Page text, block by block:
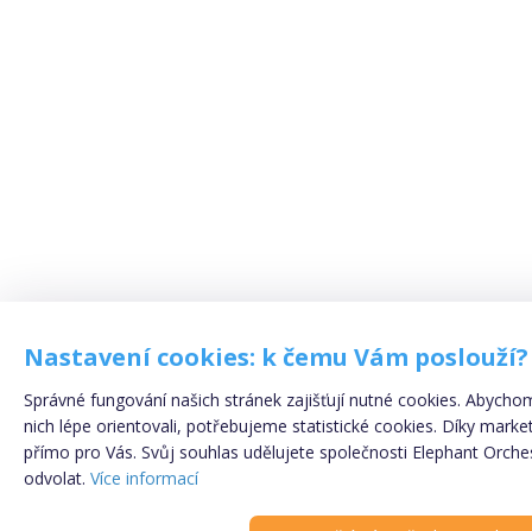
Registrujte se
Nastavení cookies: k čemu Vám poslouží?
Správné fungování našich stránek zajišťují nutné cookies.
nich lépe orientovali, potřebujeme statistické cookies. Díky
přímo pro Vás. Svůj souhlas udělujete společnosti Elephant
odvolat. Více informací